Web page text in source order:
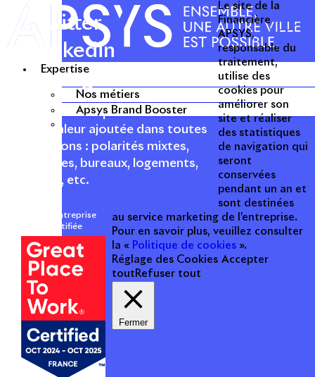
Expertise
Nos métiers
Apsys Brand Booster
Acteur passionné de la ville depuis
1996, Apsys conçoit, réalise, anime
et valorise des opérations urbaines
à forte valeur ajoutée dans toutes
les fonctions : polarités mixtes,
commerces, bureaux, logements,
hôtellerie, etc.
Une entreprise
certifiée
Twitter
Linkedin
Instagram
Le site de la
Financière
APSYS,
responsable du
traitement,
utilise des
cookies pour
améliorer son
site et réaliser
des statistiques
de navigation qui
seront
conservées
pendant un an et
sont destinées
au service marketing de l’entreprise.
Pour en savoir plus, veuillez consulter
la « Politique de cookies ».
Réglage des Cookies Accepter
tout Refuser tout
Fermer